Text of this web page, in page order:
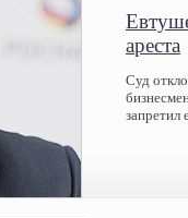
ареста
Суд
запретил